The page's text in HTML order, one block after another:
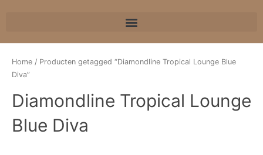
Home / Producten getagged “Diamondline Tropical Lounge Blue
Diva”
Diamondline Tropical Lounge
Blue Diva